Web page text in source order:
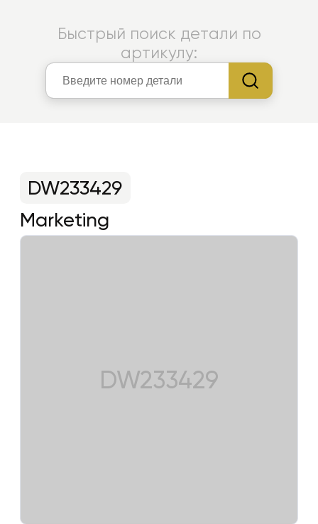
Быстрый поиск детали по
артикулу:
Marketing
DW233429
DW233429